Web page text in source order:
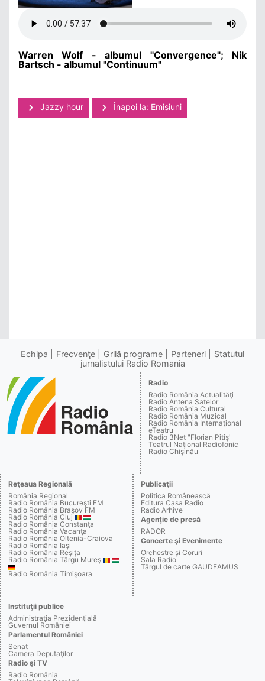
Warren Wolf - albumul "Convergence"; Nik
Bartsch - albumul "Continuum"
Jazzy hour Înapoi la: Emisiuni
Echipa Frecvenţe Grilă programe Parteneri
Statutul
jurnalistului Radio Romania
Radio
Radio România Actualităţi
Radio Antena Satelor
Radio România Cultural
Radio România Muzical
Radio România Internaţional
eTeatru
Radio 3Net "Florian Pitiş"
Teatrul Naţional Radiofonic
Radio Chişinău
Reţeaua Regională
România Regional
Radio România Bucureşti FM
Radio România Braşov FM
Radio România Cluj
Radio România Constanţa
Radio România Vacanţa
Radio România Oltenia-Craiova
Radio România Iaşi
Radio România Reşiţa
Radio România Târgu Mureş
Radio România Timişoara
Publicaţii
Politica Românească
Editura Casa Radio
Radio Arhive
Agenţie de presă
RADOR
Concerte şi Evenimente
Orchestre şi Coruri
Sala Radio
Târgul de carte GAUDEAMUS
Instituţii publice
Administraţia Prezidenţială
Guvernul României
Parlamentul României
Senat
Camera Deputaţilor
Radio şi TV
Radio România